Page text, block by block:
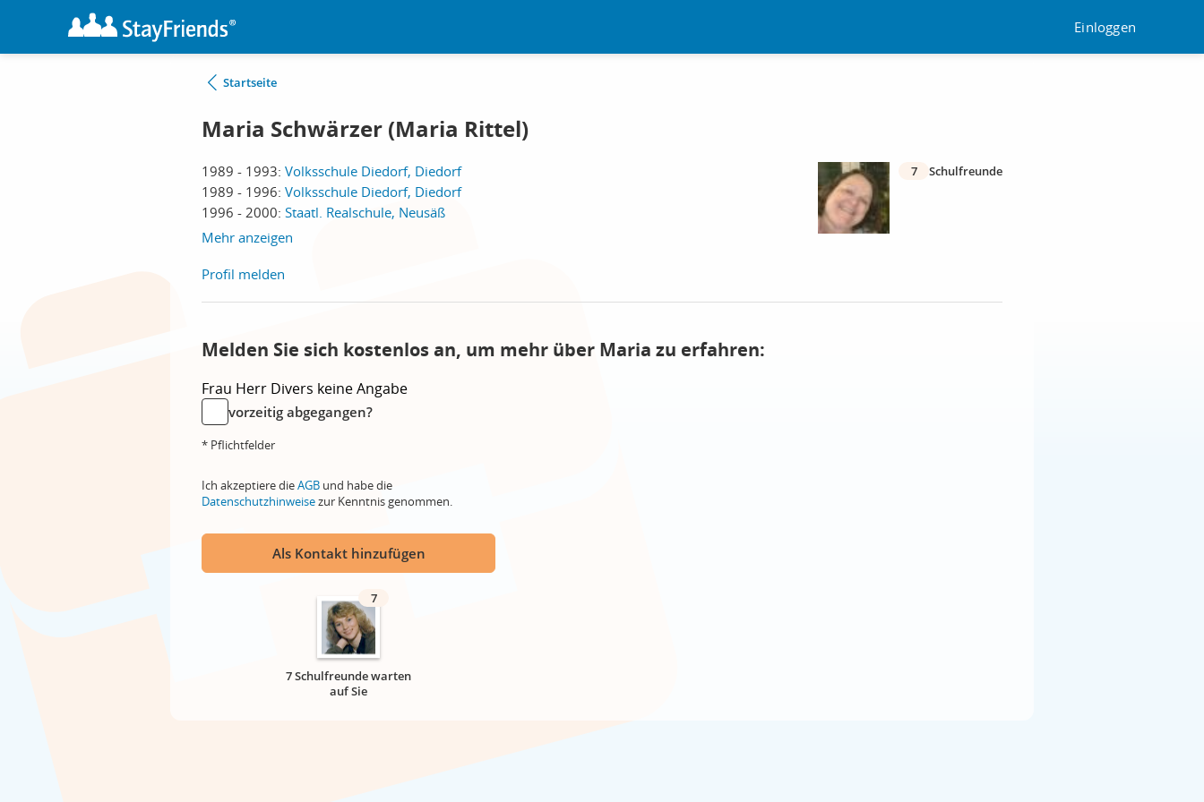
Einloggen
Startseite
Maria Schwärzer (Maria Rittel)
1989 - 1993: Volksschule Diedorf, Diedorf
1989 - 1996: Volksschule Diedorf, Diedorf
1996 - 2000: Staatl. Realschule, Neusäß
Mehr anzeigen
7 Schulfreunde
Profil melden
Melden Sie sich kostenlos an, um mehr über Maria zu erfahren:
Frau Herr Divers keine Angabe
vorzeitig abgegangen?
* Pflichtfelder
Ich akzeptiere dieAGB und habe die
Datenschutzhinweisezur Kenntnis genommen.
Als Kontakt hinzufügen
7
7 Schulfreunde warten
auf Sie